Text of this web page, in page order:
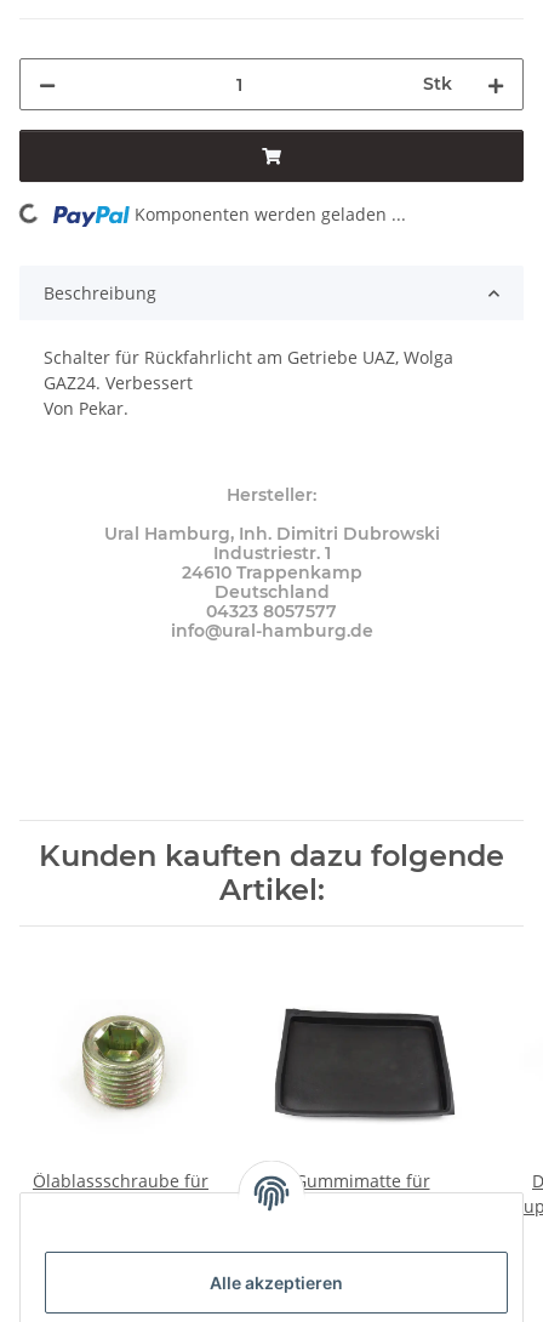
Alle akzeptieren
Stk
Loading... Komponenten werden geladen ...
Beschreibung
Schalter für Rückfahrlicht am Getriebe UAZ, Wolga
GAZ24. Verbessert
Von Pekar.
Hersteller:
Ural Hamburg, Inh. Dimitri Dubrowski
Industriestr. 1
24610 Trappenkamp
Deutschland
04323 8057577
info@ural-hamburg.de
Kunden kauften dazu folgende
Artikel:
Ölablassschraube für
Gummimatte für
Batterie Wolga, UAZ,